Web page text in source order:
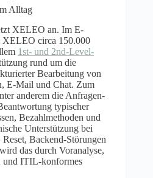
Alltag
XELEO an. Im E-
circa 150.000
1st- und 2nd-Level-
rund um die
Bearbeitung von
E-Mail und Chat. Zum
anderem die Anfragen-
typischer
Bezahlmethoden und
Unterstützung bei
Backend-Störungen
das durch Voranalyse,
und ITIL-konformes